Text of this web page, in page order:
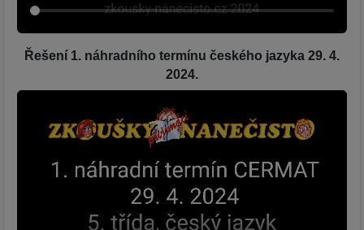
Řešení 1. náhradního termínu českého jazyka 29. 4.
2024.